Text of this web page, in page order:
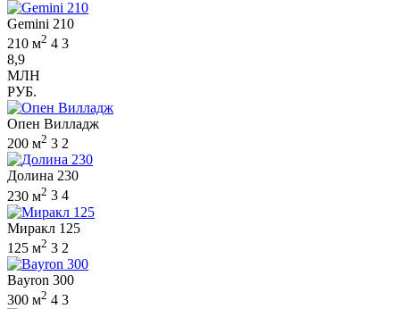
Gemini 210
210 м2 4 3
8,9
МЛН
РУБ.
Опен Вилладж
200 м2 3 2
Долина 230
230 м2 3 4
Миракл 125
125 м2 3 2
Bayron 300
300 м2 4 3